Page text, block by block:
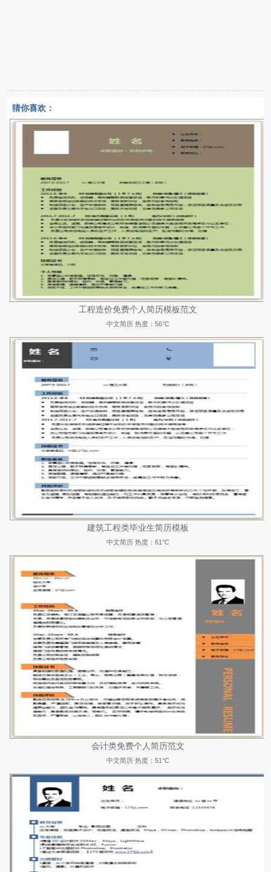
猜你喜欢：
工程造价免费个人简历模板范文
中文简历 热度：56°C
建筑工程类毕业生简历模板
中文简历 热度：61°C
会计类免费个人简历范文
中文简历 热度：51°C